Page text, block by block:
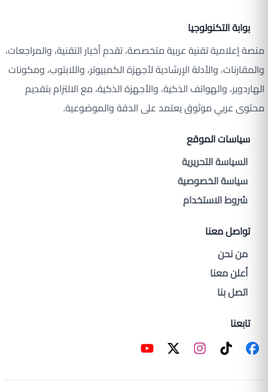
بوابة التكنولوجيا
منصة إعلامية تقنية عربية متخصصة، تقدم أخبار التقنية، والمراجعات،
والمقارنات، والأدلة الإرشادية لأجهزة الكمبيوتر، واللابتوب، ومكونات
الهاردوير، والهواتف الذكية، والأجهزة الذكية، مع الالتزام بتقديم
محتوى عربي موثوق يعتمد على الدقة والموضوعية.
سياسات الموقع
السياسة التحريرية
سياسة الخصوصية
شروط الاستخدام
تواصل معنا
من نحن
أعلن معنا
اتصل بنا
تابعنا